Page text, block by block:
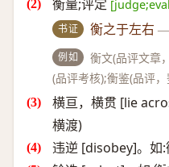
衡量;评定
书证 衡之于左右
例如
衡文(品评文章
(品评考核);衡鉴(品评
横亘，横贯 [lie
横渡)
违逆 [disobey]。如: